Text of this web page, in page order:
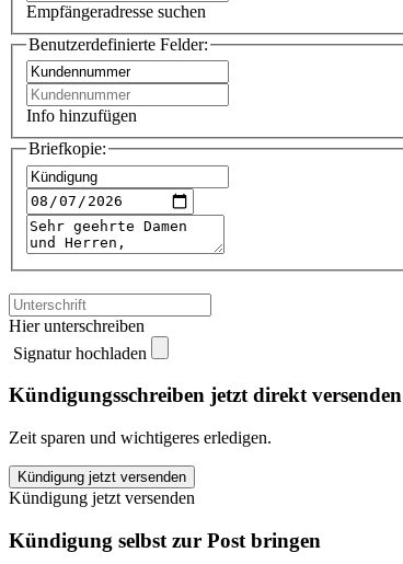
Empfängeradresse suchen
Benutzerdefinierte Felder:
Info hinzufügen
Briefkopie:
Hier unterschreiben
Signatur hochladen
Kündigungsschreiben jetzt direkt versenden
Zeit sparen und wichtigeres erledigen.
DA
Direkt
Rechtsschutzversicherung
kündigen
quantity
Kündigung jetzt versenden
Kündigung jetzt versenden
Kündigung selbst zur Post bringen